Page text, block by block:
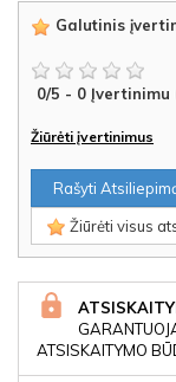
Galutinis
0/5 - 0 Įvertinimu
Žiūrėti įvertinimus
Rašyti
Žiūrėti visus
ATSISKAITYMO